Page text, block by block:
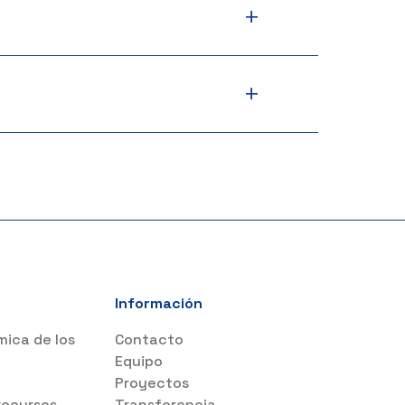
+
+
de los
Información
Contacto
Equipo
Proyectos